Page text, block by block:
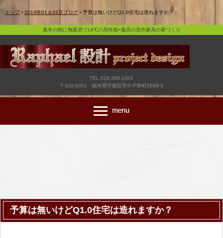
真冬の朝に無暖房で18℃の高性能×最高の造作家具の家づくり
トップ › 2019年01＆02月ブログ › 予算は無いけどQ1.0住宅は造れますか？
真冬の朝に無暖房で18℃の高性能×最高の造作家具の家づくり
TEL.028-306-1006
〒320-0052 栃木県宇都宮市中戸祭町2899-5
予算は無いけどQ1.0住宅は造れますか？